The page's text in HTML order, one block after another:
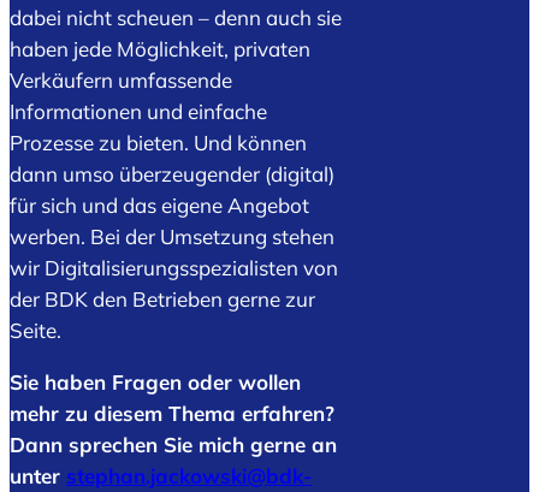
dabei nicht scheuen – denn auch sie
haben jede Möglichkeit, privaten
Verkäufern umfassende
Informationen und einfache
Prozesse zu bieten. Und können
dann umso überzeugender (digital)
für sich und das eigene Angebot
werben. Bei der Umsetzung stehen
wir Digitalisierungsspezialisten von
der BDK den Betrieben gerne zur
Seite.
Sie haben Fragen oder wollen
mehr zu diesem Thema erfahren?
Dann sprechen Sie mich gerne an
unter stephan.jackowski@bdk-